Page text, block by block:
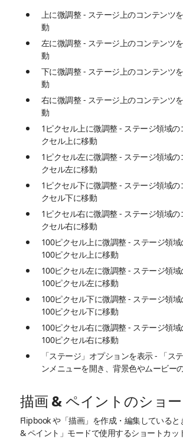
上に微調整 - ステージ上のコンテンツ
動
左に微調整 - ステージ上のコンテンツ
動
下に微調整 - ステージ上のコンテンツ
動
右に微調整 - ステージ上のコンテンツ
動
1ピクセル上に微調整 - ステージ領域
クセル上に移動
1ピクセル左に微調整 - ステージ領域
クセル左に移動
1ピクセル下に微調整 - ステージ領域
クセル下に移動
1ピクセル右に微調整 - ステージ領域
クセル右に移動
100ピクセル上に微調整 - ステージ領
100ピクセル上に移動
100ピクセル左に微調整 - ステージ領
100ピクセル左に移動
100ピクセル下に微調整 - ステージ領
100ピクセル下に移動
100ピクセル右に微調整 - ステージ領
100ピクセル右に移動
「ステージ」オプションを表示 - 「ス
ンメニューを開き、背景色やムービー
描画 & ペイントのショ
Flipbook や「描画」を作成・編集している
& ペイント」モードで使用するショートカッ